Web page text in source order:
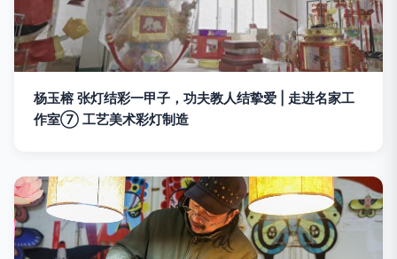
杨玉榕 张灯结彩一甲子，功夫教人结挚爱 | 走进名家工
作室⑦ 工艺美术彩灯制造